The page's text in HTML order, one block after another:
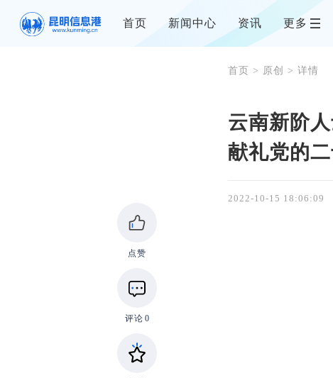
首页 新闻中心 资讯 更多
点赞
评论 0
首页 > 原创 > 详情
云南新阶
献礼党的
2022-10-15 18:06:09